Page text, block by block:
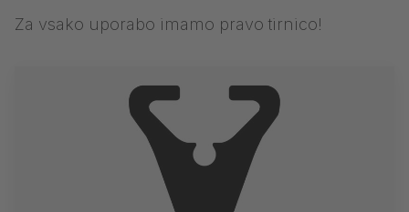
Za vsako uporabo imamo pravo tirnico!